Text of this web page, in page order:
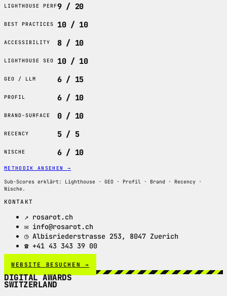
LIGHTHOUSE PERF9 / 20
BEST PRACTICES 10 / 10
ACCESSIBILITY 8 / 10
LIGHTHOUSE SEO 10 / 10
GEO / LLM 6 / 15
PROFIL 6 / 10
BRAND-SURFACE 0 / 10
RECENCY 5 / 5
NISCHE 6 / 10
METHODIK ANSEHEN →
Sub-Scores erklärt: Lighthouse · GEO · Profil · Brand · Recency ·
Nische.
KONTAKT
↗ rosarot.ch
✉ info@rosarot.ch
◷ Albisriederstrasse 253, 8047 Zuerich
☎ +41 43 343 39 00
WEBSITE BESUCHEN →
DIGITAL AWARDS
SWITZERLAND